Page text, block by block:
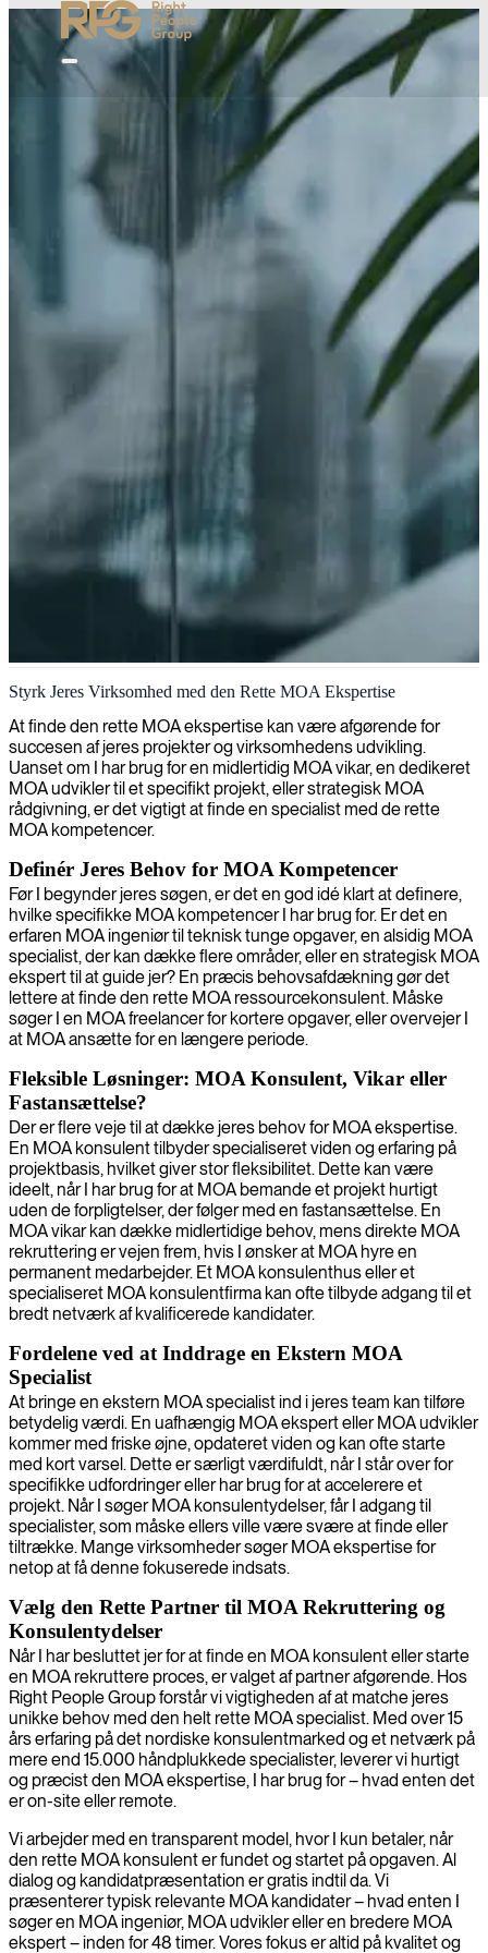
MOA-ekspert
Styrk Jeres Virksomhed med den Rette MOA Ekspertise
At finde den rette MOA ekspertise kan være afgørende for
succesen af jeres projekter og virksomhedens udvikling.
Uanset om I har brug for en midlertidig MOA vikar, en dedikeret
MOA udvikler til et specifikt projekt, eller strategisk MOA
rådgivning, er det vigtigt at finde en specialist med de rette
MOA kompetencer.
Definér Jeres Behov for MOA Kompetencer
Før I begynder jeres søgen, er det en god idé klart at definere,
hvilke specifikke MOA kompetencer I har brug for. Er det en
erfaren MOA ingeniør til teknisk tunge opgaver, en alsidig MOA
specialist, der kan dække flere områder, eller en strategisk MOA
ekspert til at guide jer? En præcis behovsafdækning gør det
lettere at finde den rette MOA ressourcekonsulent. Måske
søger I en MOA freelancer for kortere opgaver, eller overvejer I
at MOA ansætte for en længere periode.
Fleksible Løsninger: MOA Konsulent, Vikar eller
Fastansættelse?
Der er flere veje til at dække jeres behov for MOA ekspertise.
En MOA konsulent tilbyder specialiseret viden og erfaring på
projektbasis, hvilket giver stor fleksibilitet. Dette kan være
ideelt, når I har brug for at MOA bemande et projekt hurtigt
uden de forpligtelser, der følger med en fastansættelse. En
MOA vikar kan dække midlertidige behov, mens direkte MOA
rekruttering er vejen frem, hvis I ønsker at MOA hyre en
permanent medarbejder. Et MOA konsulenthus eller et
specialiseret MOA konsulentfirma kan ofte tilbyde adgang til et
bredt netværk af kvalificerede kandidater.
Fordelene ved at Inddrage en Ekstern MOA
Specialist
At bringe en ekstern MOA specialist ind i jeres team kan tilføre
betydelig værdi. En uafhængig MOA ekspert eller MOA udvikler
kommer med friske øjne, opdateret viden og kan ofte starte
med kort varsel. Dette er særligt værdifuldt, når I står over for
specifikke udfordringer eller har brug for at accelerere et
projekt. Når I søger MOA konsulentydelser, får I adgang til
specialister, som måske ellers ville være svære at finde eller
tiltrække. Mange virksomheder søger MOA ekspertise for
netop at få denne fokuserede indsats.
Vælg den Rette Partner til MOA Rekruttering og
Konsulentydelser
Når I har besluttet jer for at finde en MOA konsulent eller starte
en MOA rekruttere proces, er valget af partner afgørende. Hos
Right People Group forstår vi vigtigheden af at matche jeres
unikke behov med den helt rette MOA specialist. Med over 15
års erfaring på det nordiske konsulentmarked og et netværk på
mere end 15.000 håndplukkede specialister, leverer vi hurtigt
og præcist den MOA ekspertise, I har brug for – hvad enten det
er on-site eller remote.
Vi arbejder med en transparent model, hvor I kun betaler, når
den rette MOA konsulent er fundet og startet på opgaven. Al
dialog og kandidatpræsentation er gratis indtil da. Vi
præsenterer typisk relevante MOA kandidater – hvad enten I
søger en MOA ingeniør, MOA udvikler eller en bredere MOA
ekspert – inden for 48 timer. Vores fokus er altid på kvalitet og